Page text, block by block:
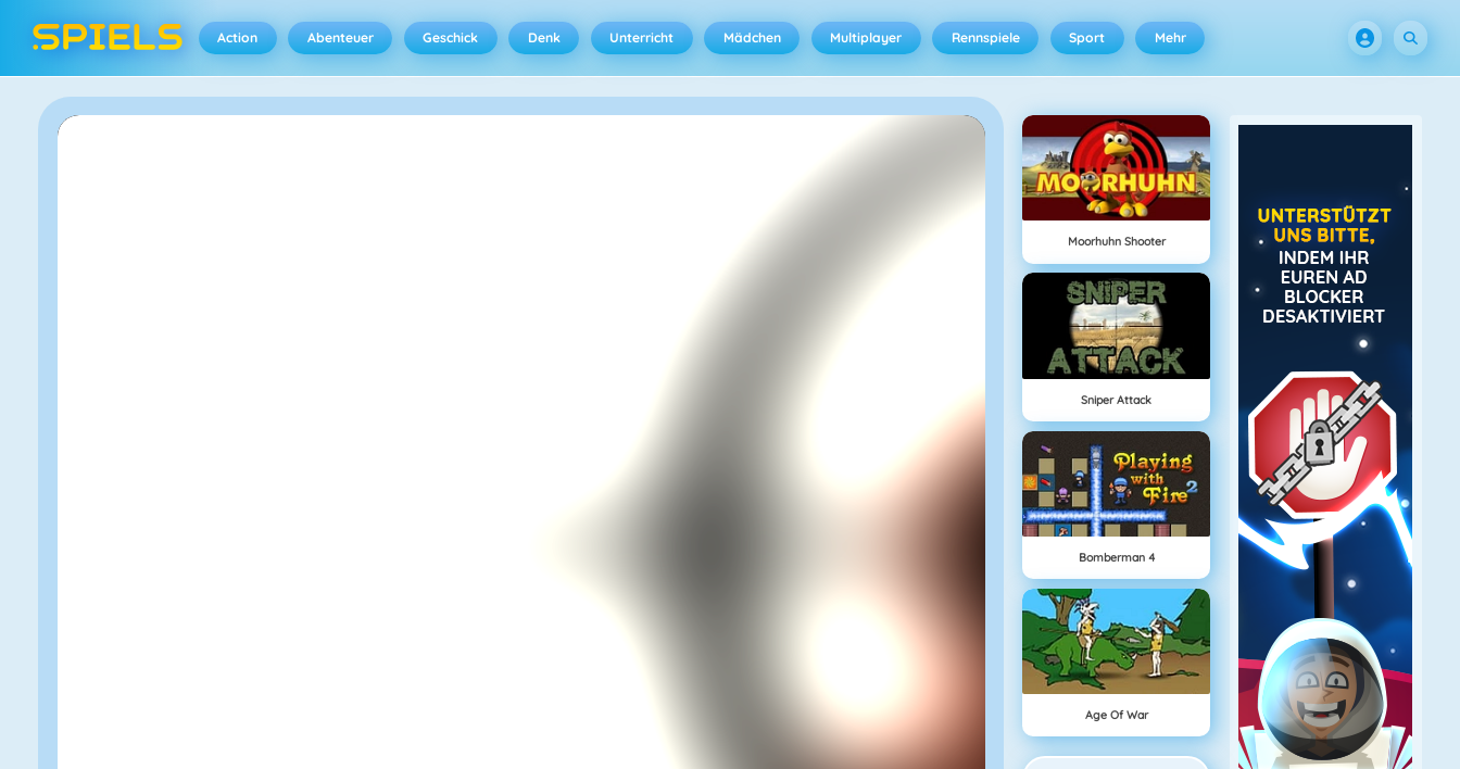
Action Abenteuer Geschick Denk Unterricht Mädchen Multiplayer Rennspiele Sport Mehr
Moorhuhn Shooter
Sniper Attack
Bomberman 4
Age Of War